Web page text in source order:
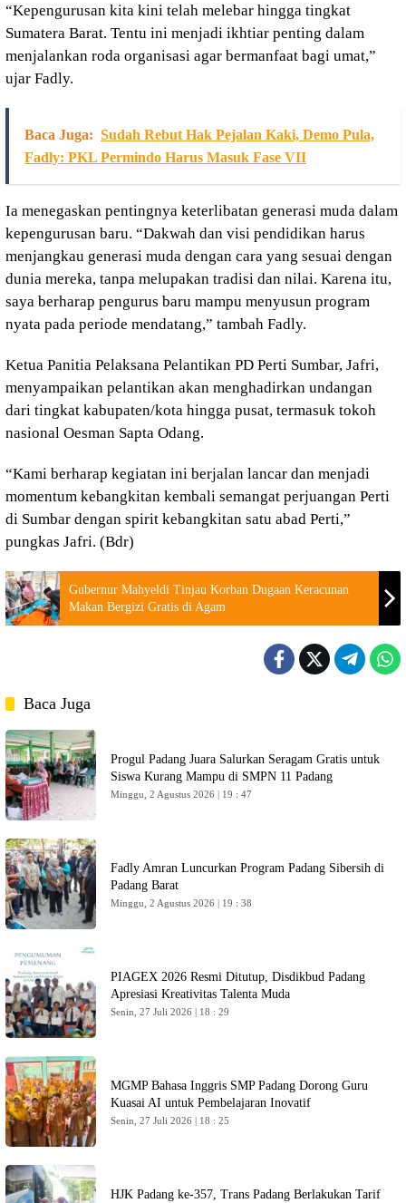
“Kepengurusan kita kini telah melebar hingga tingkat
Sumatera Barat. Tentu ini menjadi ikhtiar penting dalam
menjalankan roda organisasi agar bermanfaat bagi umat,”
ujar Fadly.
Baca Juga: Sudah Rebut Hak Pejalan Kaki, Demo Pula,
Fadly: PKL Permindo Harus Masuk Fase VII
Ia menegaskan pentingnya keterlibatan generasi muda dalam
kepengurusan baru. “Dakwah dan visi pendidikan harus
menjangkau generasi muda dengan cara yang sesuai dengan
dunia mereka, tanpa melupakan tradisi dan nilai. Karena itu,
saya berharap pengurus baru mampu menyusun program
nyata pada periode mendatang,” tambah Fadly.
Ketua Panitia Pelaksana Pelantikan PD Perti Sumbar, Jafri,
menyampaikan pelantikan akan menghadirkan undangan
dari tingkat kabupaten/kota hingga pusat, termasuk tokoh
nasional Oesman Sapta Odang.
“Kami berharap kegiatan ini berjalan lancar dan menjadi
momentum kebangkitan kembali semangat perjuangan Perti
di Sumbar dengan spirit kebangkitan satu abad Perti,”
pungkas Jafri. (Bdr)
Gubernur Mahyeldi Tinjau Korban Dugaan Keracunan
Makan Bergizi Gratis di Agam
Baca Juga
Progul Padang Juara Salurkan Seragam Gratis untuk
Siswa Kurang Mampu di SMPN 11 Padang
Minggu, 2 Agustus 2026 | 19 : 47
Fadly Amran Luncurkan Program Padang Sibersih di
Padang Barat
Minggu, 2 Agustus 2026 | 19 : 38
PIAGEX 2026 Resmi Ditutup, Disdikbud Padang
Apresiasi Kreativitas Talenta Muda
Senin, 27 Juli 2026 | 18 : 29
MGMP Bahasa Inggris SMP Padang Dorong Guru
Kuasai AI untuk Pembelajaran Inovatif
Senin, 27 Juli 2026 | 18 : 25
HJK Padang ke-357, Trans Padang Berlakukan Tarif